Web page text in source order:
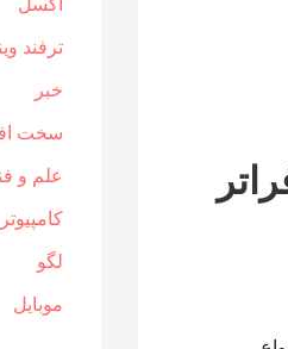
ترفند
خبر
سخت
علم و
کامپیوتر
لگو
موبایل